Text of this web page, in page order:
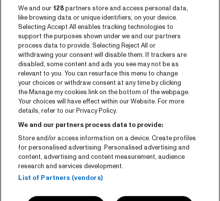
Pers
Contact
CNSJ26 Spotify playlist
Facebook
Instagram
YouTube
Algemene voorwaarden
Cookie policy
Privacy statement
Accessibility-Statement
We and our 128partners store and access personal data,
like browsing data or unique identifiers, on your device.
Selecting Accept All enables tracking technologies to
support the purposes shown under we and our partners
process data to provide. Selecting Reject All or
withdrawing your consent will disable them. If trackers are
disabled, some content and ads you see may not be as
relevant to you. You can resurface this menu to change
your choices or withdraw consent at any time by clicking
the Manage my cookies link on the bottom of the webpage.
Your choices will have effect within our Website. For more
details, refer to our Privacy Policy.
We and our partners process data to provide:
Store and/or access information on a device. Create profiles
for personalised advertising. Personalised advertising and
content, advertising and content measurement, audience
research and services development.
List of Partners (vendors)